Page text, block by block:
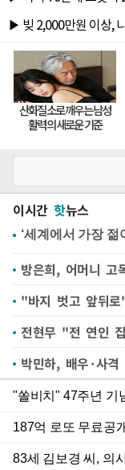
이시간 핫뉴스
방은희, 어머니
"바지 벗고 앞뒤
전현무 "전 연인
박민하, 배우·사